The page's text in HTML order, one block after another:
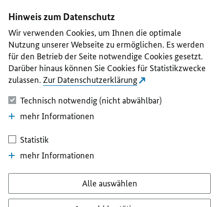
II
III
IV
V
Hinweis zum Datenschutz
Wir verwenden Cookies, um Ihnen die optimale
Nutzung unserer Webseite zu ermöglichen. Es werden
für den Betrieb der Seite notwendige Cookies gesetzt.
Darüber hinaus können Sie Cookies für Statistikzwecke
zulassen. Zur Datenschutzerklärung
Technisch notwendig (nicht abwählbar)
mehr Informationen
Statistik
mehr Informationen
Alle auswählen